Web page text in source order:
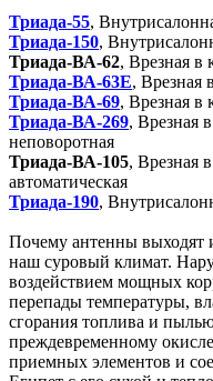
Триада-55,
Триада-150,
Триада-ВА-62, Врезная в
Триада-ВА-63Е, Врезная
Триада-ВА-69, Врезная в
Триада-ВА-269, Врезная
неповоротная
Триада-ВА-105, Врезная
автоматическая
Триада-190,
Почему антенны выходят
наш суровый климат.
воздействием мощных
перепады температуры,
сгорания топлива и
преждевременному
приемных элементов и